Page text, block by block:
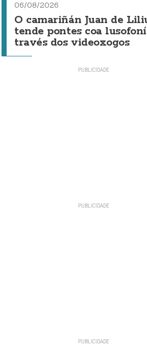
06/08/2026
O camariñán Juan de
tende pontes coa
través dos videoxogos